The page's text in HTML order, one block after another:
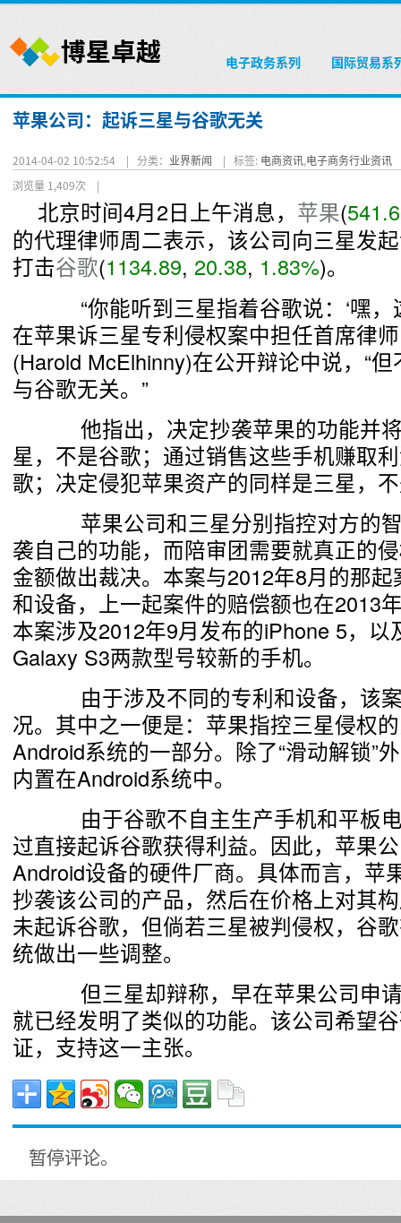
电子政务系列 国际贸易系
苹果公司：起诉三星与谷歌无关
2014-04-02 10:52:54 | 分类： 业界新闻 | 标签: 电商资讯,电子商务行业资讯
浏览量 1,409次 |
北京时间4月2日上午消息， 苹果(
的代理律师周二表示，该公司向三星发
打击谷歌(1134.89, 20.38, 1.83%)。
“你能听到三星指着谷歌说：‘嘿，
在苹果诉三星专利侵权案中担任首席律
(Harold McElhinny)在公开辩论中说，“
与谷歌无关。”
他指出，决定抄袭苹果的功能并
星，不是谷歌；通过销售这些手机赚取
歌；决定侵犯苹果资产的同样是三星，
苹果公司和三星分别指控对方的
袭自己的功能，而陪审团需要就真正的
金额做出裁决。本案与2012年8月的那
和设备，上一起案件的赔偿额也在2013
本案涉及2012年9月发布的iPhone 5，以
Galaxy S3两款型号较新的手机。
由于涉及不同的专利和设备，该
况。其中之一便是：苹果指控三星侵权
Android系统的一部分。除了“滑动解锁”
内置在Android系统中。
由于谷歌不自主生产手机和平板
过直接起诉谷歌获得利益。因此，苹果
Android设备的硬件厂商。具体而言，苹
抄袭该公司的产品，然后在价格上对其
未起诉谷歌，但倘若三星被判侵权，谷
统做出一些调整。
但三星却辩称，早在苹果公司申
就已经发明了类似的功能。该公司希望
证，支持这一主张。
暂停评论。